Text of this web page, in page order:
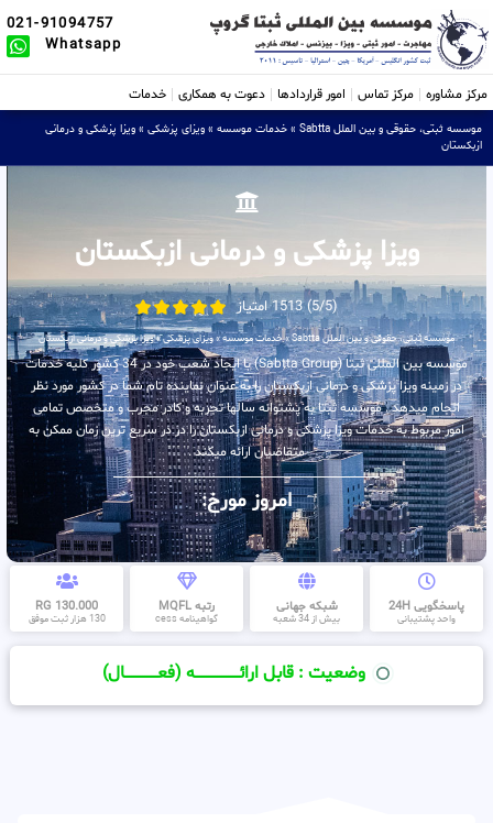
021-91094757
Whatsapp
مرکز مشاوره مرکز تماس امور قراردادها دعوت به همکاری خدمات
موسسه ثبتی، حقوقی و بین الملل Sabtta » خدمات موسسه » ویزای پزشکی » ویزا پزشکی و درمانی
ازبکستان
ویزا پزشکی و درمانی ازبکستان
(5/5) 1513 امتیاز
موسسه ثبتی، حقوقی و بین الملل Sabtta »خدمات موسسه»ویزای پزشکی»ویزا پزشکی و درمانی ازبکستان
موسسه بین المللی ثبتا (Sabtta Group) با ایجاد شعب خود در 34 کشور کلیه خدمات
در زمینه ویزا پزشکی و درمانی ازبکستان را به عنوان نماینده تام شما در کشور مورد نظر
انجام میدهد . موسسه ثبتا به پشتوانه سالها تجربه و کادر مجرب و متخصص تمامی
امور مربوط به خدمات ویزا پزشکی و درمانی ازبکستان را در در سریع ترین زمان ممکن به
متقاضیان ارائه میکند .
امروز مورخ:
پاسخگویی 24H
واحد پشتیبانی
شبکه جهانی
بیش از 34 شعبه
رتبه MQFL
گواهینامه cess
130.000 RG
130 هزار ثبت موفق
وضعیت : قابل ارائــــــــــــــــــــه (فعـــــــــــــــال)